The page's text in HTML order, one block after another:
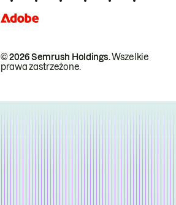
© 2026 Semrush Holdings.Wszelkie
prawa zastrzeżone.